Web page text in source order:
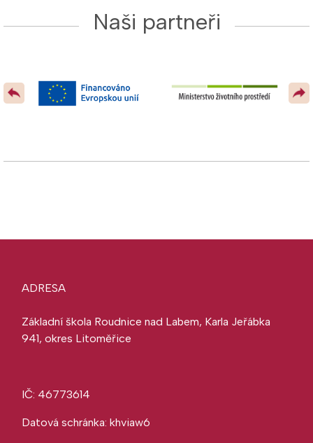
Naši partneři
ADRESA
Základní škola Roudnice nad Labem, Karla Jeřábka
941, okres Litoměřice
IČ: 46773614
Datová schránka: khviaw6